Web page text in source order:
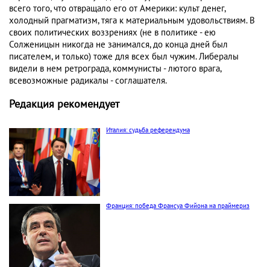
всего того, что отвращало его от Америки: культ денег,
холодный прагматизм, тяга к материальным удовольствиям. В
своих политических воззрениях (не в политике - ею
Солженицын никогда не занимался, до конца дней был
писателем, и только) тоже для всех был чужим. Либералы
видели в нем ретрограда, коммунисты - лютого врага,
всевозможные радикалы - соглашателя.
Редакция рекомендует
Италия: судьба референдума
Франция: победа Франсуа Фийона на праймериз